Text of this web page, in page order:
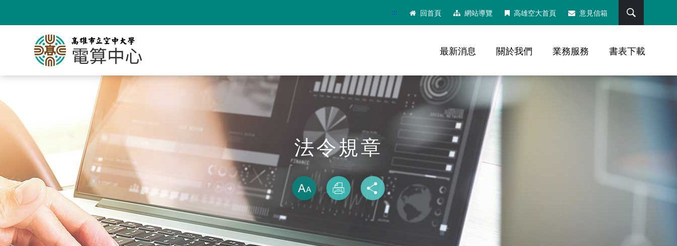
要
::: 回首頁 網站導覽 高雄空大首頁 意見信箱
最新消息 關於我們 業務服務 書表下載
法令規章
略過字型切換，社群分享工具列
放大
列印 分享